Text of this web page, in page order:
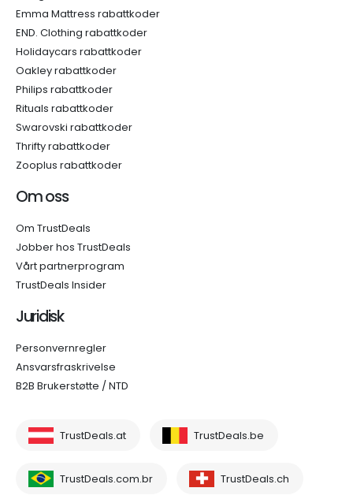
Emma Mattress rabattkoder
END. Clothing rabattkoder
Holidaycars rabattkoder
Oakley rabattkoder
Philips rabattkoder
Rituals rabattkoder
Swarovski rabattkoder
Thrifty rabattkoder
Zooplus rabattkoder
Om oss
Om TrustDeals
Jobber hos TrustDeals
Vårt partnerprogram
TrustDeals Insider
Juridisk
Personvernregler
Ansvarsfraskrivelse
B2B Brukerstøtte / NTD
TrustDeals.at TrustDeals.be
TrustDeals.com.br TrustDeals.ch